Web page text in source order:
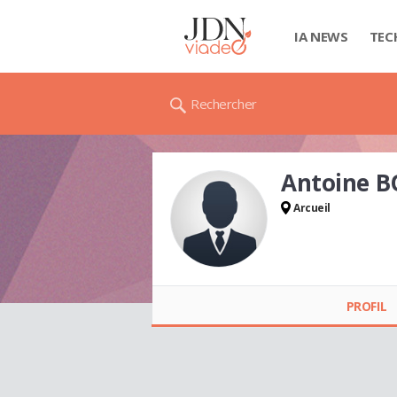
IA NEWS
Rechercher
Antoine
Arcueil
PROFIL